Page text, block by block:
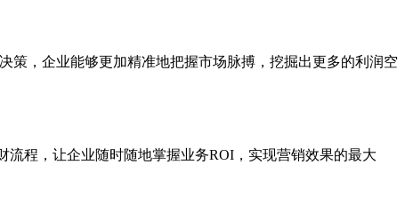
策，企业能够更加精准地把握市场脉搏，挖掘出更多的利润空
程，让企业随时随地掌握业务ROI，实现营销效果的最大